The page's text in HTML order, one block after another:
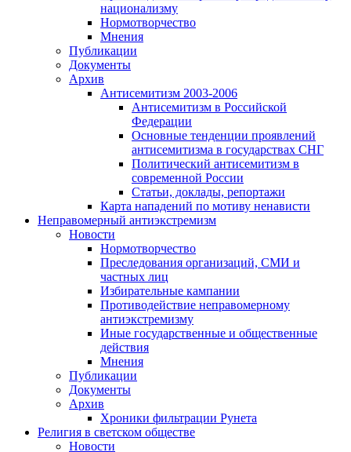
национализму
Нормотворчество
Мнения
Публикации
Документы
Архив
Антисемитизм 2003-2006
Антисемитизм в Российской
Федерации
Основные тенденции проявлений
антисемитизма в государствах СНГ
Политический антисемитизм в
современной России
Статьи, доклады, репортажи
Карта нападений по мотиву ненависти
Неправомерный антиэкстремизм
Новости
Нормотворчество
Преследования организаций, СМИ и
частных лиц
Избирательные кампании
Противодействие неправомерному
антиэкстремизму
Иные государственные и общественные
действия
Мнения
Публикации
Документы
Архив
Хроники фильтрации Рунета
Религия в светском обществе
Новости